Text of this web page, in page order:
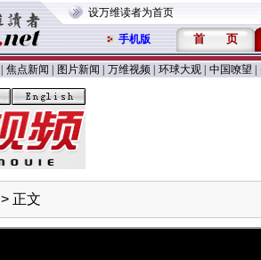
设万维读者为首页
手机版 首 页
焦点新闻 图片新闻 万维视频 环球大观 中国嘹望
> 正文